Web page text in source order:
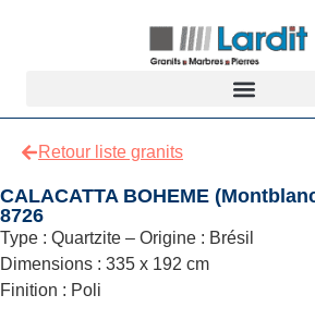
Retour liste granits
CALACATTA BOHEME
8726
Type : Quartzite – Origine : Brésil
Dimensions : 335 x 192 cm
Finition : Poli